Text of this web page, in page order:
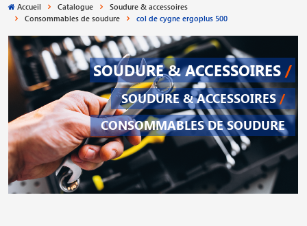
Accueil Catalogue
Soudure & accessoires
Consommables de soudure
col de cygne ergoplus 500
SOUDURE & ACCESSOIRES /
SOUDURE & ACCESSOIRES /
CONSOMMABLES DE SOUDURE